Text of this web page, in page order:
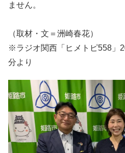
ません。
（取材・文＝洲崎春花）
※ラジオ関西「ヒメトピ558」
分より